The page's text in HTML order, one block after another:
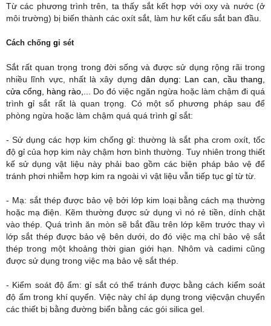
Từ các phương trình trên, ta thấy sắt kết hợp với oxy và nước (ở
môi trường) bị biến thành các oxít sắt, làm hư kết cấu sắt ban đầu.
Cách chống ​g​ỉ sét
Sắt rất quan trọng trong đời sống và được sử dụng rộng rãi trong
nhiều lĩnh vực, nhất là xây dựng ​ dân dụng: Lan can, cầu thang,
cửa cổng, hàng rào,..​
. Do đó việc ngăn ngừa hoặc làm chậm đi quá
trình​g​ỉ sắt rất là quan trọng. Có một số phương pháp sau để
phòng ngừa hoặc làm chậm quá quá trình ​gỉ sắt:
- Sử dụng các hợp kim chống ​g​ỉ: thường là sắt pha crom oxít, tốc
độ ​g​ỉ của hợp kim này chậm hơn bình thường. Tuy nhiên trong thiết
kế sử dụng vật liệu này phải bao gồm các biện pháp bảo vệ để
tránh phơi nhiễm hợp kim ra ngoài vì vật liệu vẫn tiếp tục ​g​ỉ từ từ.
- Mạ: sắt thép được bảo vệ bởi lớp kim loại bằng cách mạ thường
hoặc mạ điện. Kẽm thường được sử dụng vì nó rẻ tiền, dính chặt
vào thép. Quá trình ăn mòn sẽ bắt đầu trên lớp kẽm trước thay vì
lớp sắt thép được bảo vệ bên dưới, do đó việc mạ chỉ bảo vệ sắt
thép trong một khoảng thời gian giới hạn. Nhôm và cadimi cũng
được sử dụng trong việc mạ bảo vệ sắt thép.
- Kiểm soát độ ẩm:​g​ỉ sắt có thể tránh được bằng cách kiểm soát
độ ẩm trong khí quyển. Việc này chỉ áp dụng trong việcvận chuyển
các thiết bị bằng đường biển bằng các gói silica gel.